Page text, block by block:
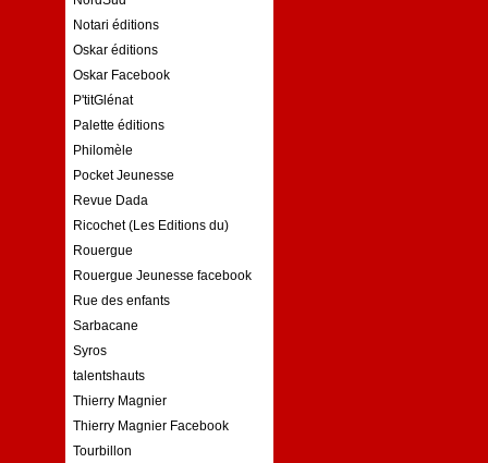
Notari éditions
Oskar éditions
Oskar Facebook
P'titGlénat
Palette éditions
Philomèle
Pocket Jeunesse
Revue Dada
Ricochet (Les Editions du)
Rouergue
Rouergue Jeunesse facebook
Rue des enfants
Sarbacane
Syros
talentshauts
Thierry Magnier
Thierry Magnier Facebook
Tourbillon